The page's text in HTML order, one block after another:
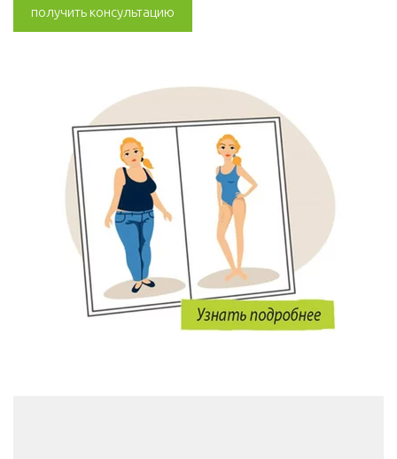
получить консультацию